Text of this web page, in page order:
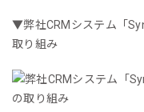
▼弊社CRMシステム「
取り組み